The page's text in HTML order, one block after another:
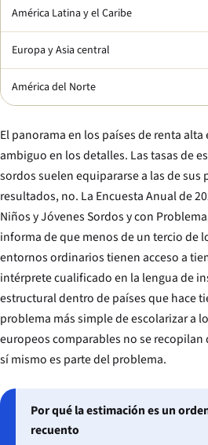
América Latina y el Caribe
Europa y Asia central
América del Norte
El panorama en los países de renta
ambiguo en los detalles. Las tasas de
sordos suelen equipararse a las de sus
resultados, no. La Encuesta Anual de
Niños y Jóvenes Sordos y con
informa de que menos de un tercio de
entornos ordinarios tienen acceso a
intérprete cualificado en la lengua de
estructural dentro de países que hace
problema más simple de escolarizar a
europeos comparables no se
sí mismo es parte del problema.
Por qué la estimación es un
recuento